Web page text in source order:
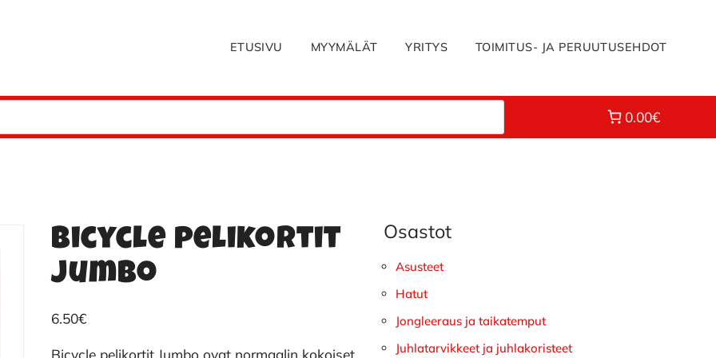
ETUSIVU MYYMÄLÄT YRITYS TOIMITUS- JA PERUUTUSEHDOT
0.00€
Bicycle pelikortit
Jumbo
6.50€
Bicycle pelikortit Jumbo ovat normaalin kokoiset
Ensisijainen
sivupalkki
Osastot
Asusteet
Hatut
Jongleeraus ja taikatemput
Juhlatarvikkeet ja juhlakoristeet